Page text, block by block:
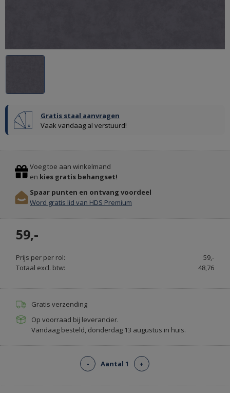
Gratis staal aanvragen
Vaak vandaag al verstuurd!
PAINTING
THE
EN
KALKVERF
PAINT
&
BRUSH.NL
Previous
Stop
Voeg toe aan winkelmand
en kies gratis behangset!
Spaar punten en ontvang voordeel
Word gratis lid van HDS Premium
59,-
Prijs per per rol:
59,-
Totaal excl. btw:
48,76
Gratis verzending
Op voorraad bij leverancier.
Vandaag besteld, donderdag 13 augustus in huis.
- Aantal 1 +